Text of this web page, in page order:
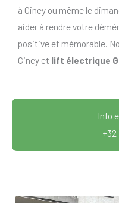
à Ciney ou même le
aider à rendre votre
positive et mémorable.
Ciney et lift électrique
Info
+32